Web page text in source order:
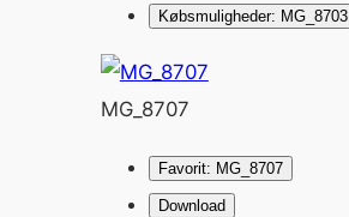
Købsmuligheder: MG_8703
MG_8707
Favorit: MG_8707
Download